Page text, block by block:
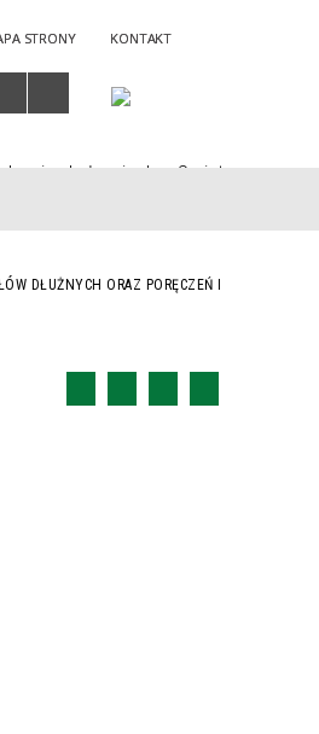
STRONY KONTAKT
nie obsługuje JavaScript
DŁUŻNYCH ORAZ PORĘCZEŃ I